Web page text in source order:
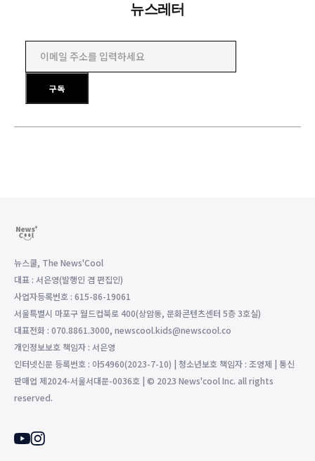
뉴스레터
구독
뉴스쿨, The News'Cool
대표 : 서은영(발행인 겸 편집인)
사업자등록번호 : 615-86-19061
서울특별시 마포구 월드컵북로 400(상암동, 문화콘텐츠센터 5층 3호실)
대표전화 : 070.8861.3000, newscool.kids@newscool.co
개인정보보호 책임자 : 서은영
인터넷신문 등록번호 : 아54960(2023-7-10) | 청소년보호 책임자 : 조영제 | 통신
판매업 제2024-서울서대문-0036호 | © 2023 News'cool Inc. all rights
reserved.